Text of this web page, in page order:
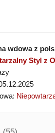
wdowa z
Styl z